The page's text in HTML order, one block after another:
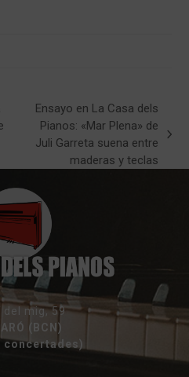
next
Ensayo en La Casa dels
Pianos: «Mar Plena» de
Juli Garreta suena entre
maderas y teclas
del mig, 59
(BCN)
concertades)